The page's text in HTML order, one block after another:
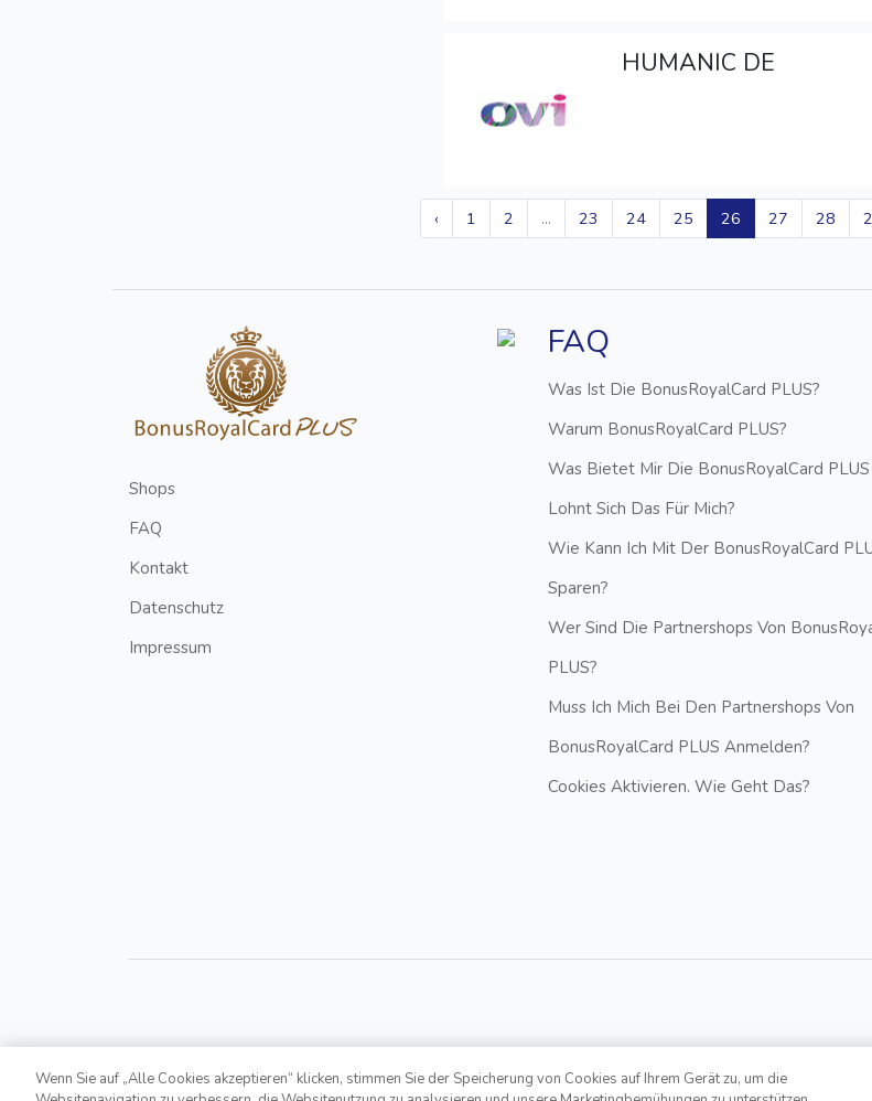
HUMANIC DE
‹ 1 2 ... 23 24 25 26 27 28
Shops
FAQ
Kontakt
Datenschutz
Impressum
FAQ
Was Ist Die BonusRoyalCard PLUS?
Warum BonusRoyalCard PLUS?
Was Bietet Mir Die BonusRoyalCard PLUS
Lohnt Sich Das Für Mich?
Wie Kann Ich Mit Der BonusRoyalCard
Sparen?
Wer Sind Die Partnershops Von
PLUS?
Muss Ich Mich Bei Den Partnershops Von
BonusRoyalCard PLUS Anmelden?
Cookies Aktivieren. Wie Geht Das?
Copyright © 2021,Bonusroyal.at. All Rights Reserved Hotline: +43
Wenn Sie auf „Alle Cookies akzeptieren“ klicken, stimmen Sie der Speicherung von Cookies auf Ihrem Gerät zu, um die